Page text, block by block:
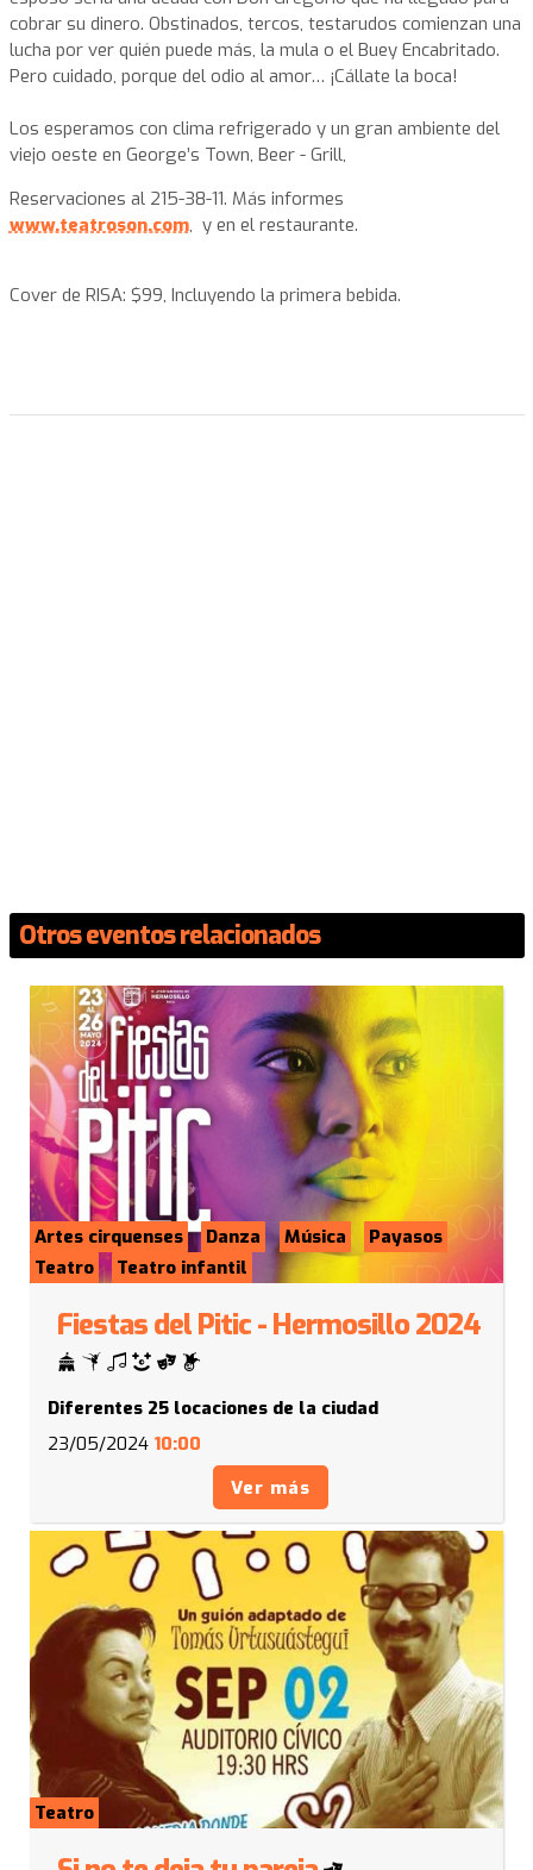
cobrar su dinero. Obstinados, tercos, testarudos comienzan una
lucha por ver quién puede más, la mula o el Buey Encabritado.
Pero cuidado, porque del odio al amor… ¡Cállate la boca!
Los esperamos con clima refrigerado y un gran ambiente del
viejo oeste en George’s Town, Beer - Grill,
Reservaciones al 215-38-11. Más informes
www.teatroson.com, y en el restaurante.
Cover de RISA: $99, Incluyendo la primera bebida.
Otros eventos relacionados
Artes cirquenses Danza Música
Payasos
Teatro
Teatro infantil
Fiestas del Pitic - Hermosillo 2024
Diferentes 25 locaciones de la ciudad
23/05/2024 10:00
Ver más
Teatro